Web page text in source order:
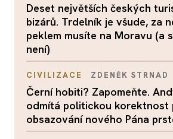
Deset největších českých
bizárů. Trdelník je všude, za
peklem musíte na Moravu (a
není)
CIVILIZACE ZDENĚK STRNAD
Černí hobiti? Zapomeňte.
odmítá politickou korektnost
obsazování nového Pána